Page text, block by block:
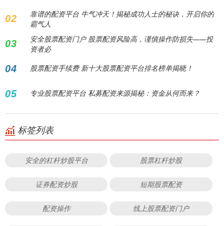
02
靠谱的配资平台 牛气冲天！揭秘成功人士的秘诀，开启你的
霸气人
03
安全股票配资门户 股票配资风险高，谨慎操作防损失——投
资者必
04 股票配资手续费 新十大股票配资平台排名榜单揭晓！
05 专业股票配资平台 私募配资来源揭秘：资金从何而来？
标签列表
安全的杠杆炒股平台 股票杠杆炒股
证券配资炒股 短期股票配资
配资操作 线上股票配资门户